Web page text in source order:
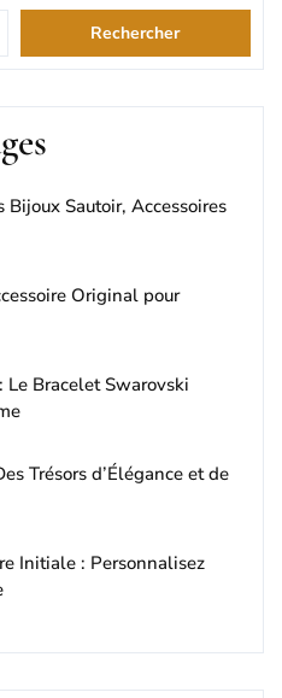
Rechercher
Bijoux Sautoir, Accessoires
Original pour
Bracelet Swarovski
Trésors d’Élégance et de
Initiale : Personnalisez